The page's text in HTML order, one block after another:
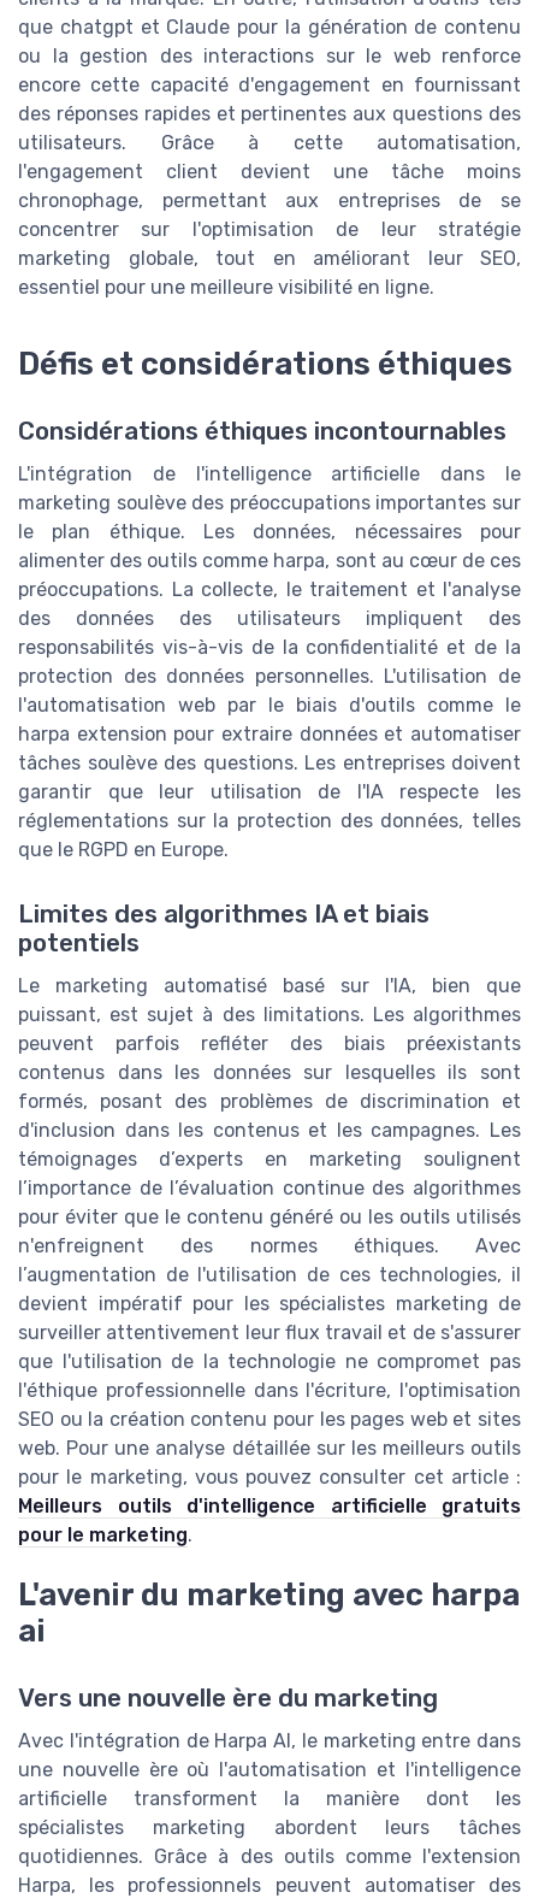
que chatgpt et Claude pour la génération de contenu
ou la gestion des interactions sur le web renforce
encore cette capacité d'engagement en fournissant
des réponses rapides et pertinentes aux questions des
utilisateurs. Grâce à cette automatisation,
l'engagement client devient une tâche moins
chronophage, permettant aux entreprises de se
concentrer sur l'optimisation de leur stratégie
marketing globale, tout en améliorant leur SEO,
essentiel pour une meilleure visibilité en ligne.
Défis et considérations éthiques
Considérations éthiques incontournables
L'intégration de l'intelligence artificielle dans le
marketing soulève des préoccupations importantes sur
le plan éthique. Les données, nécessaires pour
alimenter des outils comme harpa, sont au cœur de ces
préoccupations. La collecte, le traitement et l'analyse
des données des utilisateurs impliquent des
responsabilités vis-à-vis de la confidentialité et de la
protection des données personnelles. L'utilisation de
l'automatisation web par le biais d'outils comme le
harpa extension pour extraire données et automatiser
tâches soulève des questions. Les entreprises doivent
garantir que leur utilisation de l'IA respecte les
réglementations sur la protection des données, telles
que le RGPD en Europe.
Limites des algorithmes IA et biais
potentiels
Le marketing automatisé basé sur l'IA, bien que
puissant, est sujet à des limitations. Les algorithmes
peuvent parfois refléter des biais préexistants
contenus dans les données sur lesquelles ils sont
formés, posant des problèmes de discrimination et
d'inclusion dans les contenus et les campagnes. Les
témoignages d’experts en marketing soulignent
l’importance de l’évaluation continue des algorithmes
pour éviter que le contenu généré ou les outils utilisés
n'enfreignent des normes éthiques. Avec
l’augmentation de l'utilisation de ces technologies, il
devient impératif pour les spécialistes marketing de
surveiller attentivement leur flux travail et de s'assurer
que l'utilisation de la technologie ne compromet pas
l'éthique professionnelle dans l'écriture, l'optimisation
SEO ou la création contenu pour les pages web et sites
web. Pour une analyse détaillée sur les meilleurs outils
pour le marketing, vous pouvez consulter cet article :
Meilleurs outils d'intelligence artificielle gratuits
pour le marketing.
L'avenir du marketing avec harpa
ai
Vers une nouvelle ère du marketing
Avec l'intégration de Harpa AI, le marketing entre dans
une nouvelle ère où l'automatisation et l'intelligence
artificielle transforment la manière dont les
spécialistes marketing abordent leurs tâches
quotidiennes. Grâce à des outils comme l'extension
Harpa, les professionnels peuvent automatiser des